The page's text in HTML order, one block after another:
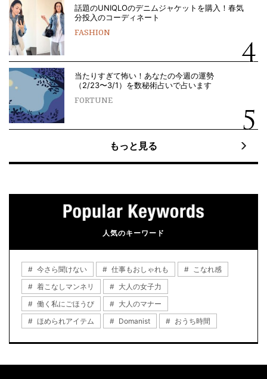
話題のUNIQLOのデニムジャケットを購入！春気
分投入のコーディネート
FASHION
当たりすぎて怖い！あなたの今週の運勢
（2/23〜3/1）を数秘術占いで占います
FORTUNE
もっと見る
人気のキーワード
今さら聞けない 仕事もおしゃれも
こなれ感
着こなしマンネリ
大人の女子力
働く私にごほうび
大人のマナー
ほめられアイテム
Domanist おうち時間